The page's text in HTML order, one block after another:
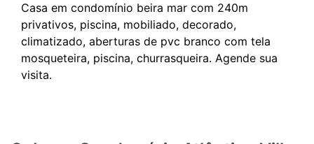
Casa em condomínio beira mar com 240m
privativos, piscina, mobiliado, decorado,
climatizado, aberturas de pvc branco com tela
mosqueteira, piscina, churrasqueira. Agende sua